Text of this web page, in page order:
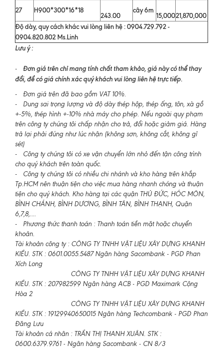
27
H900*300*16*18
243.00
cây 6m
15,00021,870,000
Độ dày, quy cách khác vui lòng liên hệ : 0904.729.792 -
0904.820.802 Ms.Linh
Lưu ý :
- Đơn giá trên chỉ mang tính chất tham khảo, giá này có thể thay
đổi, để có giá chính xác quý khách vui lòng liên hệ trực tiếp.
- Đơn giá trên đã bao gồm VAT 10%.
- Dung sai trọng lượng và độ dày thép hộp, thép ống, tôn, xà gồ
+-5%, thép hình +-10% nhà máy cho phép. Nếu ngoài quy phạm
trên công ty chúng tôi chấp nhận cho trả, đổi hoặc giảm giá. Hàng
trả lại phải đúng như lúc nhận (không sơn, không cắt, không gỉ
sét)
- Công ty chúng tôi có xe vận chuyển lớn nhỏ đến tận công trình
cho quý khách trên toàn quốc.
- Công ty chúng tôi có nhiều chi nhánh và kho hàng trên khắp
Tp.HCM nên thuận tiện cho việc mua hàng nhanh chóng và thuận
tiện cho quý khách. Kho hàng tại các quận THỦ ĐỨC, HÓC MÔN,
BÌNH CHÁNH, BÌNH DƯƠNG, BÌNH TÂN, BÌNH THẠNH, Quận
6,7,8,....
- Phương thức thanh toán : Thanh toán tiền mặt hoặc chuyển
khoản.
Tài khoản công ty : CÔNG TY TNHH VẬT LIỆU XÂY DỰNG KHANH
KIỀU. STK : 0601.0055.5487 Ngân hàng Sacombank - PGD Phan
Xích Long
CÔNG TY TNHH VẬT LIỆU XÂY DỰNG KHANH
KIỀU. STK : 207982599 Ngân hàng ACB - PGD Maximark Cộng
Hòa 2
CÔNG TY TNHH VẬT LIỆU XÂY DỰNG KHANH
KIỀU. STK : 19129940650015 Ngân hàng Techcombank - PGD Phan
Đăng Lưu
Tài khoản cá nhân : TRẦN THỊ THANH XUÂN. STK :
0600.6379.9761 - Ngân hàng Sacombank - CN 8/3